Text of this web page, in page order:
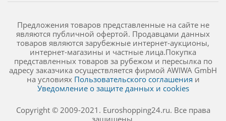
Предложения товаров представленные на сайте не
являются публичной офертой. Продавцами данных
товаров являются зарубежные интернет-аукционы,
интернет-магазины и частные лица.Покупка
представленных товаров за рубежом и пересылка по
адресу заказчика осуществляется фирмой AWIWA GmbH
на условиях Пользовательского соглашения и
Уведомление о защите данных и cookies
Copyright © 2009-2021. Euroshopping24.ru. Все права